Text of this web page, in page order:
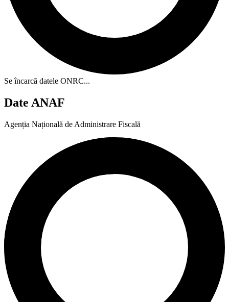
Se încarcă datele ONRC...
Date ANAF
Agenția Națională de Administrare Fiscală